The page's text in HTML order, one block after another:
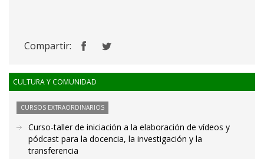
Compartir:
CULTURA Y COMUNIDAD
CURSOS EXTRAORDINARIOS
Curso-taller de iniciación a la elaboración de vídeos y
pódcast para la docencia, la investigación y la
transferencia